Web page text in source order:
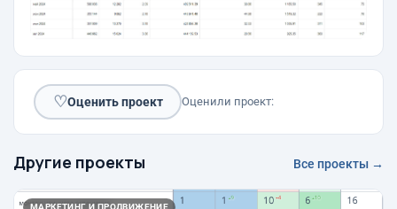
♡Оценить проект Оценили проект:
Другие проекты Все проекты →
МАРКЕТИНГ И ПРОДВИЖЕНИЕ